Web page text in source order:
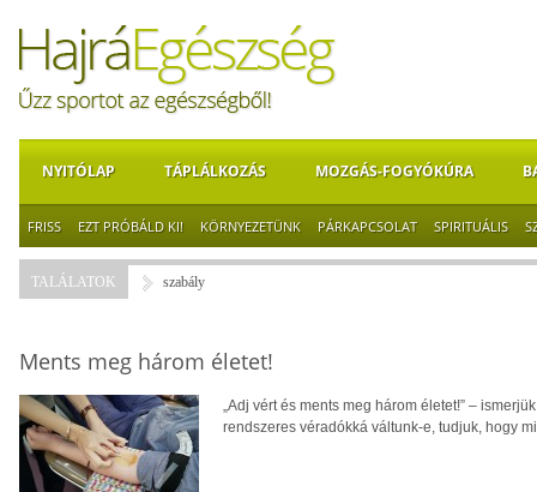
NYITÓLAP TÁPLÁLKOZÁS MOZGÁS-FOGYÓKÚRA
FRISS EZT PRÓBÁLD KI! KÖRNYEZETÜNK PÁRKAPCSOLAT SPIRITUÁLIS
TALÁLATOK szabály
Ments meg három életet!
„Adj vért és ments meg három életet!” –
rendszeres véradókká váltunk-e, tudjuk, hogy